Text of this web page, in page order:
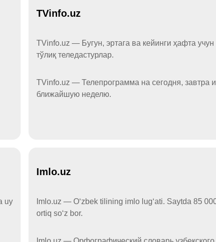
TVinfo.uz
TVinfo.uz — Бугун, эртага ва кейинги ҳафта учун
тўлиқ теледастурлар.
TVinfo.uz — Телепрограмма на сегодня, завтра и
ближайшую неделю.
uy
Imlo.uz
Imlo.uz — Oʻzbek tilining imlo lugʻati. Saytda 85
ortiq soʻz bor.